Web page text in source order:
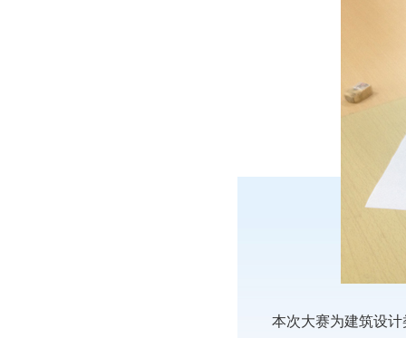
本次大赛为建筑设计